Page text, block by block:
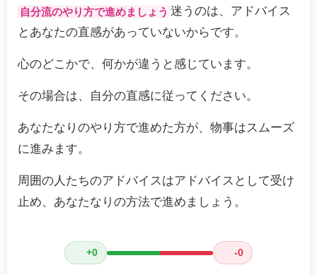
自分流のやり方で進めましょう 迷うのは、アドバイス
とあなたの直感があっていないからです。
心のどこかで、何かが違うと感じています。
その場合は、自分の直感に従ってください。
あなたなりのやり方で進めた方が、物事はスムーズ
に進みます。
周囲の人たちのアドバイスはアドバイスとして受け
止め、あなたなりの方法で進めましょう。
+0 -0